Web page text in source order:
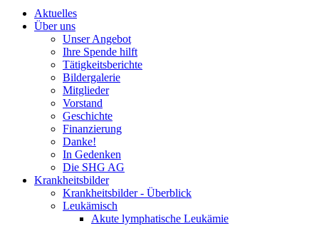
Aktuelles
Über uns
Unser Angebot
Ihre Spende hilft
Tätigkeitsberichte
Bildergalerie
Mitglieder
Vorstand
Geschichte
Finanzierung
Danke!
In Gedenken
Die SHG AG
Krankheitsbilder
Krankheitsbilder - Überblick
Leukämisch
Akute lymphatische Leukämie